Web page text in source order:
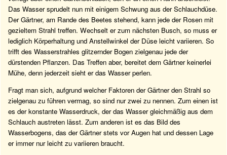
Das Wasser sprudelt nun mit einigem Schwung aus der Schlauchdüse.
Der Gärtner, am Rande des Beetes stehend, kann jede der Rosen mit
gezieltem Strahl treffen. Wechselt er zum nächsten Busch, so muss er
lediglich Körperhaltung und Anstellwinkel der Düse leicht variieren. So
trifft des Wasserstrahles glitzernder Bogen zielgenau jede der
dürstenden Pflanzen. Das Treffen aber, bereitet dem Gärtner keinerlei
Mühe, denn jederzeit sieht er das Wasser perlen.
Fragt man sich, aufgrund welcher Faktoren der Gärtner den Strahl so
zielgenau zu führen vermag, so sind nur zwei zu nennen. Zum einen ist
es der konstante Wasserdruck, der das Wasser gleichmäßig aus dem
Schlauch austreten lässt. Zum anderen ist es das Bild des
Wasserbogens, das der Gärtner stets vor Augen hat und dessen Lage
er immer nur leicht zu variieren braucht.